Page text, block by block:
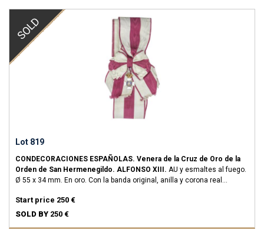
SOLD
Lot 819
CONDECORACIONES ESPAÑOLAS. Venera de la Cruz de Oro de la
Orden de San Hermenegildo. ALFONSO XIII. AU y esmaltes al fuego.
Ø 55 x 34 mm. En oro. Con la banda original, anilla y corona real
EBC.
Start price 250 €
SOLD BY 250 €